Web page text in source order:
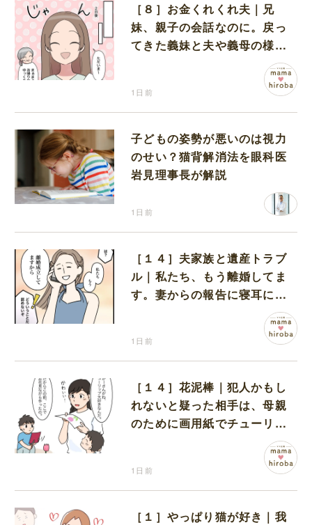
［８］お金くれくれ夫｜兄
妹、親子の会話なのに。戻っ
てきた義妹と夫や義母の様子
1日前
子どもの姿勢が悪いのは視力
のせい？猫背解消法を眼科医
岩見理事長が解説
1日前
［１４］夫家族と遺産トラブ
ル｜私たち、もう離婚してま
す。妻からの報告に寝耳に水
1日前
［１４］花泥棒｜犯人かもし
れないと疑った相手は、母親
のために画用紙でチューリッ
プを作っていただけだった
1日前
［１］やっぱり猫が好き｜我